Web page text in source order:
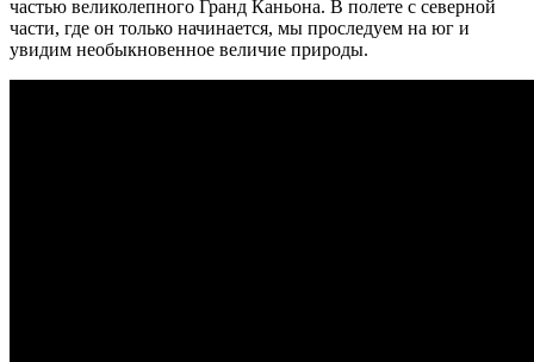
частью великолепного Гранд Каньона. В полете с северной
части, где он только начинается, мы проследуем на юг и
увидим необыкновенное величие природы.